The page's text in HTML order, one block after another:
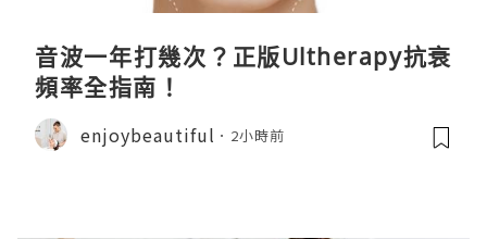
音波一年打幾次？正版Ultherapy抗衰
頻率全指南！
enjoybeautiful 2小時前